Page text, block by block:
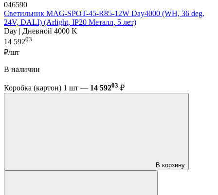
046590
Светильник MAG-SPOT-45-R85-12W Day4000 (WH, 36 deg,
24V, DALI) (Arlight, IP20 Металл, 5 лет)
Day | Дневной 4000 K
14 59203
₽/шт
В наличии
Коробка (картон) 1 шт — 14 59203 ₽
В корзину